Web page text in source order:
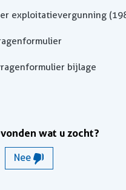
exploitatievergunning
tabblad
tabblad
bijlage
tabblad
wat u zocht?
Nee